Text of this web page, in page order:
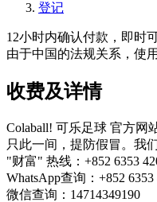
登记
12小时内确认付款，即时
由于中国的法规关系，使
收费及详情
Colaball! 可乐足球 官方网
只此一间，提防假冒。我
"财富" 热线：+852 6353
WhatsApp查询：+852 6353
微信查询：14714349190